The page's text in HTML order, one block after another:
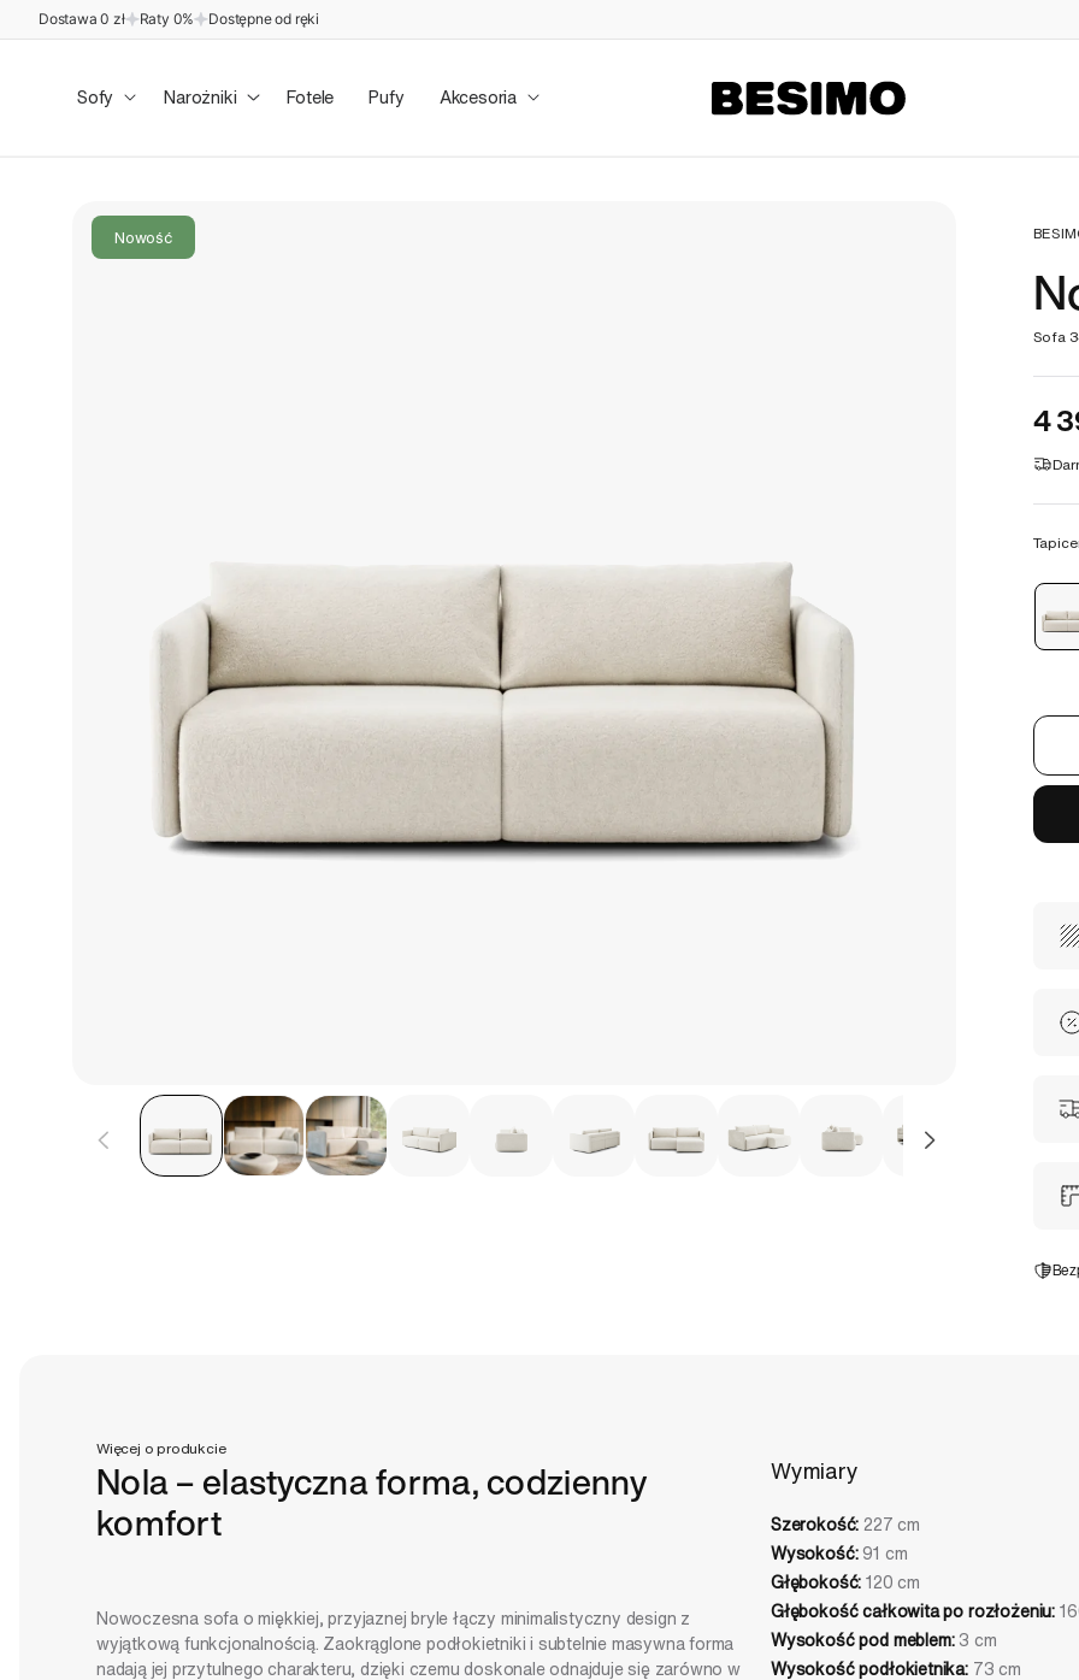
Przejdź
do
Dostawa 0 zł Raty 0% Dostępne od ręki
Sofy Narożniki Fotele Pufy Akcesoria
Nowość
do
multimedia
Sofa
4
Więcej o produkcie
Nola – elastyczna forma, codzienny
komfort
Nowoczesna sofa o miękkiej, przyjaznej bryle łączy minimalistyczny design z
wyjątkową funkcjonalnością. Zaokrąglone podłokietniki i subtelnie masywna forma
nadają jej przytulnego charakteru, dzięki czemu doskonale odnajduje się zarówno w
Wymiary
Szerokość: 227 cm
Wysokość:91 cm
Głębokość:120 cm
Głębokość całkowita po rozłożeniu:
Wysokość pod meblem: 3 cm
Wysokość podłokietnika: 73 cm